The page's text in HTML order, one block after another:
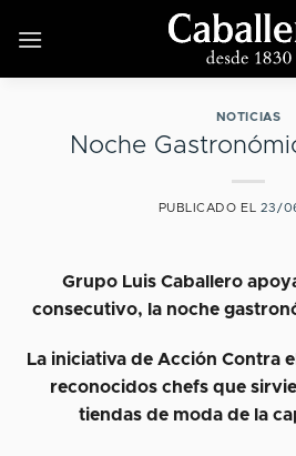
NOTICIAS
Noche
PUBLICADO EL 23/
Grupo Luis Caballero
consecutivo, la noche
La iniciativa de Acción Contra
reconocidos chefs que
tiendas de moda de la